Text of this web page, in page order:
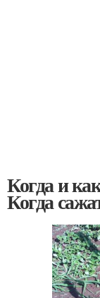
Когда и
Когда